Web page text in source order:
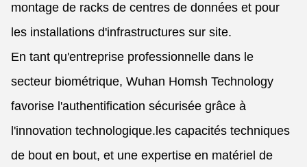
montage de racks de centres de données et pour
les installations d'infrastructures sur site.
En tant qu'entreprise professionnelle dans le
secteur biométrique, Wuhan Homsh Technology
favorise l'authentification sécurisée grâce à
l'innovation technologique.les capacités techniques
de bout en bout, et une expertise en matériel de